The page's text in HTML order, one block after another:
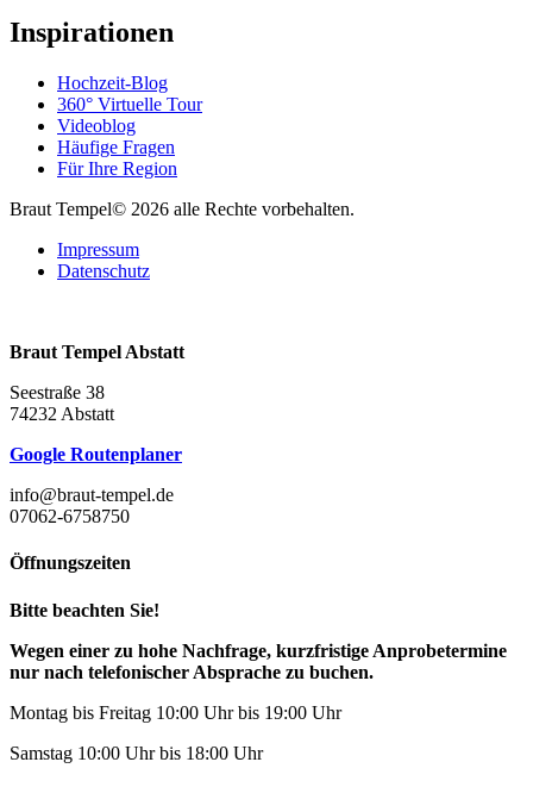
Inspirationen
Hochzeit-Blog
360° Virtuelle Tour
Videoblog
Häufige Fragen
Für Ihre Region
Braut Tempel© 2026 alle Rechte vorbehalten.
Impressum
Datenschutz
Braut Tempel Abstatt
Seestraße 38
74232 Abstatt
Google Routenplaner
info@braut-tempel.de
07062-6758750
Öffnungszeiten
Bitte beachten Sie!
Wegen einer zu hohe Nachfrage, kurzfristige Anprobetermine
nur nach telefonischer Absprache zu buchen.
Montag bis Freitag 10:00 Uhr bis 19:00 Uhr
Samstag 10:00 Uhr bis 18:00 Uhr